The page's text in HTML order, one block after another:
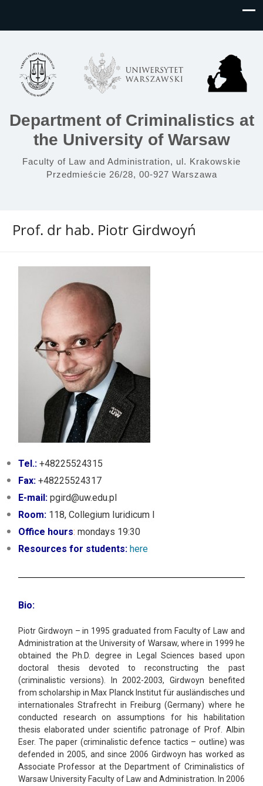
Department of Criminalistics at
the University of Warsaw
Faculty of Law and Administration, ul. Krakowskie
Przedmieście 26/28, 00-927 Warszawa
Prof. dr hab. Piotr Girdwoyń
Tel.: +48225524315
Fax: +48225524317
E-mail: pgird@uw.edu.pl
Room: 118, Collegium Iuridicum I
Office hours: mondays 19:30
Resources for students: here
Bio:
Piotr Girdwoyn – in 1995 graduated from Faculty of Law and
Administration at the University of Warsaw, where in 1999 he
obtained the Ph.D. degree in Legal Sciences based upon
doctoral thesis devoted to reconstructing the past
(criminalistic versions). In 2002-2003, Girdwoyn benefited
from scholarship in Max Planck Institut für ausländisches und
internationales Strafrecht in Freiburg (Germany) where he
conducted research on assumptions for his habilitation
thesis elaborated under scientific patronage of Prof. Albin
Eser. The paper (criminalistic defence tactics – outline) was
defended in 2005, and since 2006 Girdwoyn has worked as
Associate Professor at the Department of Criminalistics of
Warsaw University Faculty of Law and Administration. In 2006